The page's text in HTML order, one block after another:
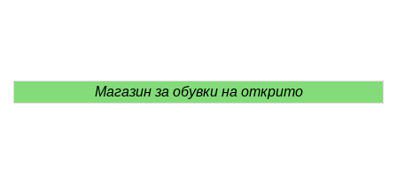
Магазин за обувки на открито